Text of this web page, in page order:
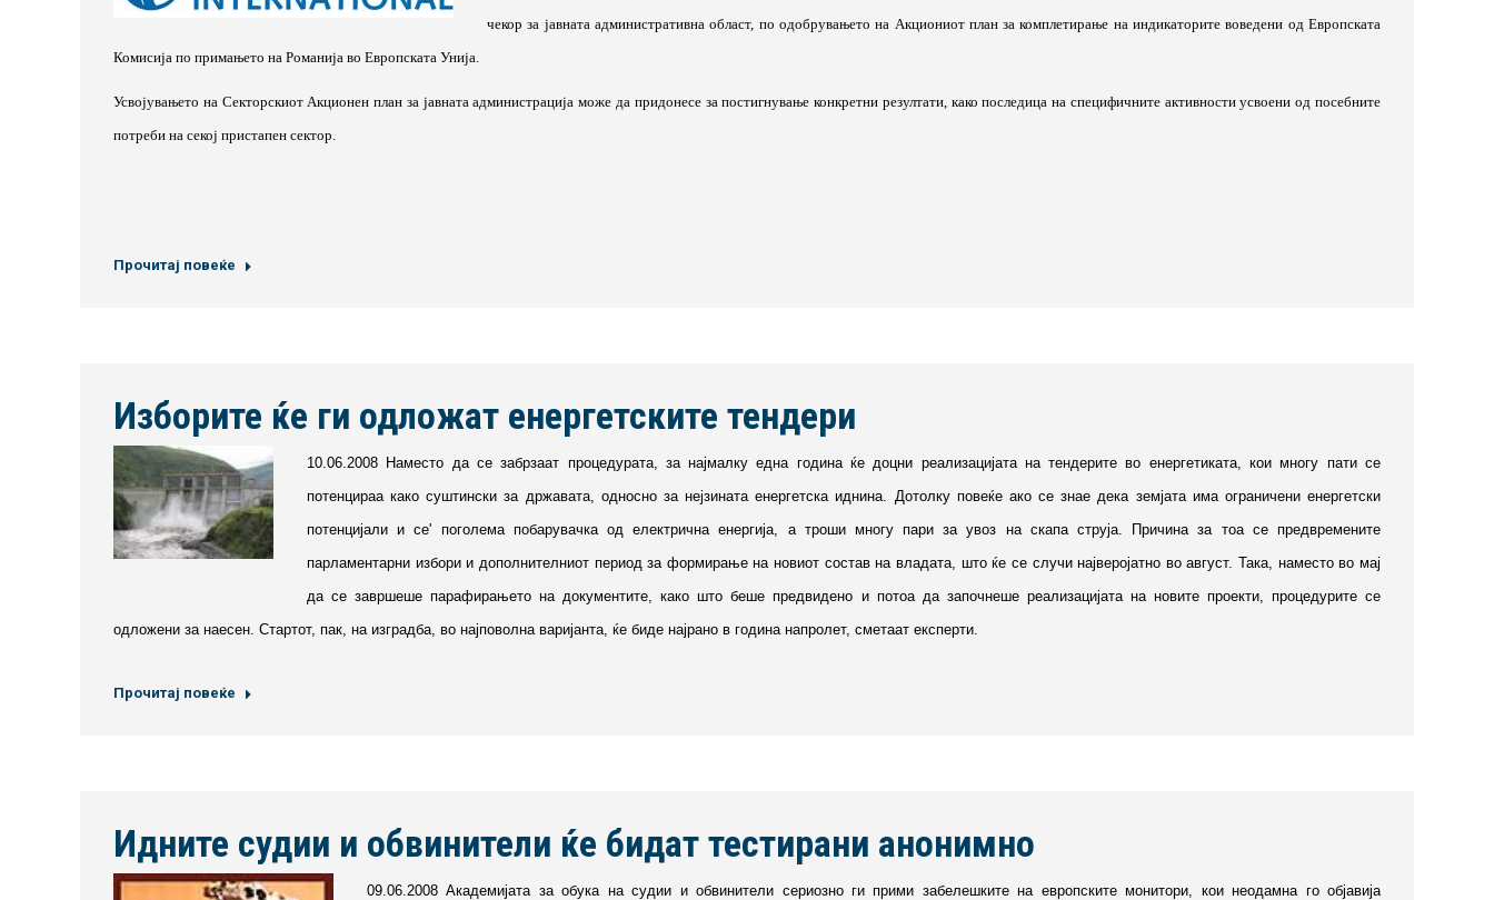
чекор за јавната административна област, по одобрувањето на Акциониот план за комплетирање на индикаторите воведени од Европската
Комисија по примањето на Романија во Европската Унија.
Усвојувањето на Секторскиот Акционен план за јавната администрација може да придонесе за постигнување конкретни резултати, како последица на специфичните активности усвоени од посебните
потреби на секој пристапен сектор.
Прочитај повеќе
Изборите ќе ги одложат енергетските тендери
10.06.2008 Наместо да се забрзаат процедурата, за најмалку една година ќе доцни реализацијата на тендерите во енергетиката, кои многу пати се
потенцираа како суштински за државата, односно за нејзината енергетска иднина. Дотолку повеќе ако се знае дека земјата има ограничени енергетски
потенцијали и се' поголема побарувачка од електрична енергија, а троши многу пари за увоз на скапа струја. Причина за тоа се предвремените
парламентарни избори и дополнителниот период за формирање на новиот состав на владата, што ќе се случи најверојатно во август. Така, наместо во мај
да се завршеше парафирањето на документите, како што беше предвидено и потоа да започнеше реализацијата на новите проекти, процедурите се
одложени за наесен. Стартот, пак, на изградба, во најповолна варијанта, ќе биде најрано в година напролет, сметаат експерти.
Прочитај повеќе
Идните судии и обвинители ќе бидат тестирани анонимно
09.06.2008 Академијата за обука на судии и обвинители сериозно ги прими забелешките на европските монитори, кои неодамна го објавија